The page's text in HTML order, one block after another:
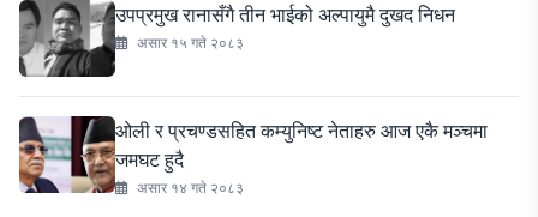
उपप्रमुख रानासँगै तीन भाईको अल्पायुमै दुखद निधन
असार १५ गते २०८३
ओली र प्रचण्डसहित कम्युनिष्ट नेताहरु आज एकै मञ्चमा
जमघट हुदै
असार १४ गते २०८३